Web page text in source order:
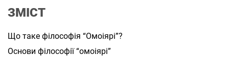
ЗМІСТ
Що таке філософія “Омоіярі”?
Основи філософії “омоіярі”